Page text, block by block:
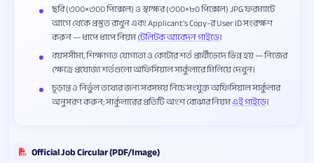
ছবি (৩০০×৩০০ পিক্সেল) ও স্বাক্ষর (৩০০×৮০ পিক্সেল) JPG ফরম্যাটে
আগে থেকে প্রস্তুত রাখুন এবং Applicant’s Copy-র User ID সংরক্ষণ
করুন — ধাপে ধাপে নিয়মটেলিটক আবেদন গাইডে।
বয়সসীমা, শিক্ষাগত যোগ্যতা ও কোটার শর্ত প্রার্থীভেদে ভিন্ন হয় — নিজের
ক্ষেত্রে প্রযোজ্য শর্তগুলো অফিসিয়াল সার্কুলারে মিলিয়ে দেখুন।
চূড়ান্ত ও নির্ভুল তথ্যের জন্য সবসময় নিচে সংযুক্ত অফিসিয়াল সার্কুলার
অনুসরণ করুন; সার্কুলারের প্রতিটি অংশ বোঝার নিয়মএই গাইডে।
Official Job Circular (PDF/Image)